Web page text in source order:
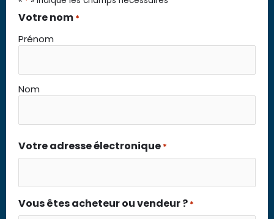
Votre nom *
Prénom
Nom
Votre adresse électronique *
Vous êtes acheteur ou vendeur ? *